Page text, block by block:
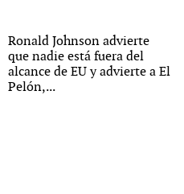
Ronald Johnson advierte
que nadie está fuera del
alcance de EU y advierte a El
Pelón,...